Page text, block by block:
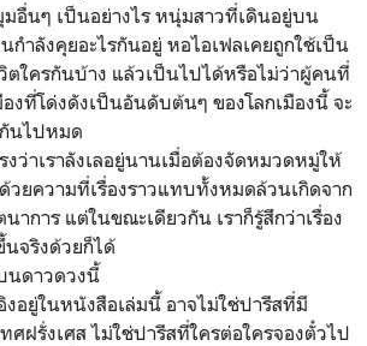
มอื่นๆ เป็นอย่างไร หนุ่มสาวที่เดินอยู่บน
ำลังคุยอะไรกันอยู่ หอไอเฟลเคยถูกใช้เป็น
ใครกันบ้าง แล้วเป็นไปได้หรือไม่ว่าผู้คนที่
งที่โด่งดังเป็นอันดับต้นๆ ของโลกเมืองนี้ จะ
นไปหมด
เราลังเลอยู่นานเมื่อต้องจัดหมวดหมู่ให้
ยความที่เรื่องราวแทบทั้งหมดล้วนเกิดจาก
าการ แต่ในขณะเดียวกัน เราก็รู้สึกว่าเรื่อง
นจริงด้วยก็ได้
ดาวดวงนี้
ในหนังสือเล่มนี้ อาจไม่ใช่ปารีสที่มี
ศฝรั่งเศส ไม่ใช่ปารีสที่ใครต่อใครจองตั๋วไป